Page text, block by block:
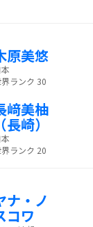
原美悠
ランク 30
﨑美柚
（長崎）
ランク 20
ナ・ノ
コワ